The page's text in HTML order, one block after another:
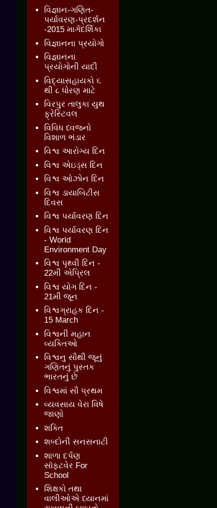
વિજ્ઞાન-ગણિત-
પર્યાવરણ-પ્રદર્શન
-2015 માર્ગદર્શિકા
વિજ્ઞાનના પ્રયોગો
વિજ્ઞાનના
પ્રયોગોની યાદી
વિદ્યાસહાયકો ૬
થી ૮ ધોરણ માટે
વિરપુર તાલુકા યુથ
ફ્રેસ્ટિવલ
વિવિધ ધ્વજનો
વિશાળ ભંડાર
વિશ્વ આરોગ્ય દિન
વિશ્વ એઇડ્સ દિન
વિશ્વ ઓઝોન દિન
વિશ્વ ડાયાબિટીસ
દિવસ
વિશ્વ પર્યાવરણ દિન
વિશ્વ પર્યાવરણ દિન
- World
Environment Day
વિશ્વ પૃથ્વી દિન -
22મી એપ્રિલ
વિશ્વ યોગ દિન -
21મી જૂન
વિશ્વગ્રાહક દિન -
15 March
વિશ્વની મહાન
વ્યક્તિઓ
વિશ્વનુ સૌથી જૂનું
ગણિતનું પુસ્તક
ભારતનું છે
વિશ્વમાં સૌ પ્રથમ
વ્યવસાય વેરા વિષે
જાણો
શક્તિ
શબ્દોની સનસનાટી
શાળા દર્પણ
સૉફ્ટવેર For
School
શિક્ષકો તથા
વાલીઓએ ધ્યાનમાં